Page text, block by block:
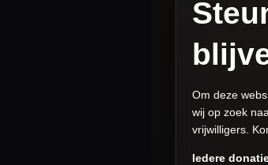
Om deze
wij op zoek
vrijwilligers.
Iedere